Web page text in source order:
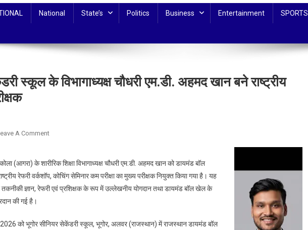
National State’s Politics Business Entertainment SPORTS
स्कूल के विभागाध्यक्ष चौधरी एम.डी. अहमद खान बने राष्ट्रीय
A CommentOn
सेकेंडरी
स्कूल
के
एम.डी.
(आगरा) के शारीरिक शिक्षा विभागाध्यक्ष चौधरी एम.डी. अहमद खान को डायमंड बॉल
रेफरी वर्कशॉप, कोचिंग सेमिनार कम परीक्षा का मुख्य परीक्षक नियुक्त किया गया है। यह
ज्ञान, रेफरी एवं प्रशिक्षक के रूप में उल्लेखनीय योगदान तथा डायमंड बॉल खेल के
की गई है।
को भूगोर सीनियर सेकेंडरी स्कूल, भूगोर, अलवर (राजस्थान) में राजस्थान डायमंड बॉल